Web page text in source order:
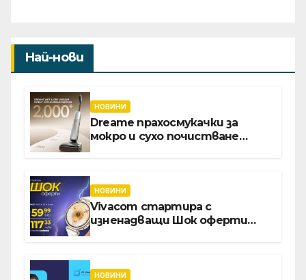
Най-нови
НОВИНИ
Dreame прахосмукачки за
мокро и сухо почистване
НОВИНИ
Vivacom стартира с
изненадващи Шок оферти
НОВИНИ